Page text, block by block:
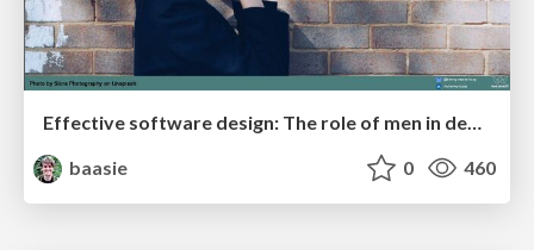
Effective software design: The role of men in debugging patriarchy in IT @ Voxxed Days AMS
baasie
0 460